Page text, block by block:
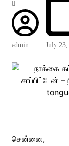
admin July 23,
சென்னை,